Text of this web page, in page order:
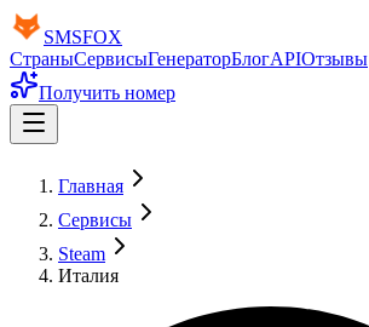
SMSFOX
СтраныСервисыГенераторБлогAPIОтзывы
Получить номер
Главная
Сервисы
Steam
Италия